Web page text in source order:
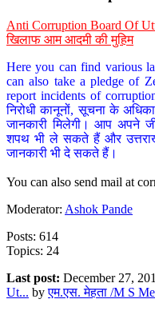
Anti Corruption Board Of
खिलाफ आम आदमी की मुहिम
Here you can find various
can also take a pledge of
report incidents of
निरोधी कानूनों, सूचना के
जानकारी मिलेगी। आप अपने
शपथ भी ले सकते हैं और
जानकारी भी दे सकते हैं।
You can also send mail at
Moderator: Ashok Pande
Posts: 614
Topics: 24
Last post: December 27,
Ut... byएम.एस. मेहता /M S